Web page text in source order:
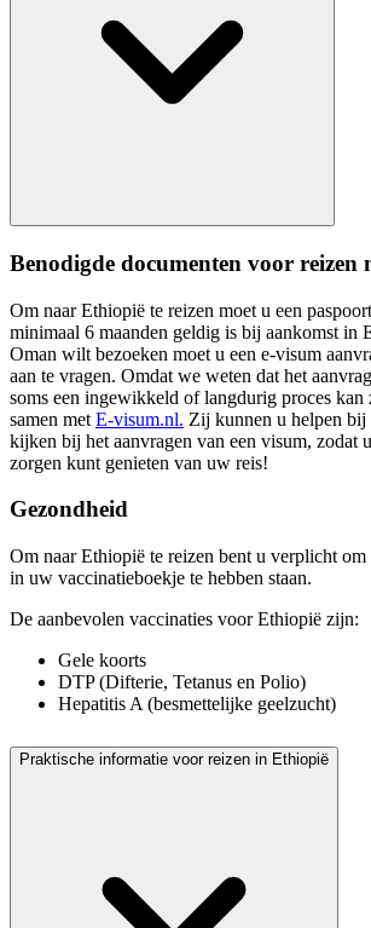
Benodigde documenten voor reizen
Om naar Ethiopië te reizen moet u een
minimaal 6 maanden geldig is bij aankomst in
Oman wilt bezoeken moet u een e-visum
aan te vragen. Omdat we weten dat het
soms een ingewikkeld of langdurig proces
samen met E-visum.nl. Zij kunnen u helpen bij
kijken bij het aanvragen van een visum, zodat
zorgen kunt genieten van uw reis!
Gezondheid
Om naar Ethiopië te reizen bent u verplicht om
in uw vaccinatieboekje te hebben staan.
De aanbevolen vaccinaties voor Ethiopië zijn:
Gele koorts
DTP (Difterie, Tetanus en Polio)
Hepatitis A (besmettelijke geelzucht)
Praktische informatie voor reizen in Ethiopië